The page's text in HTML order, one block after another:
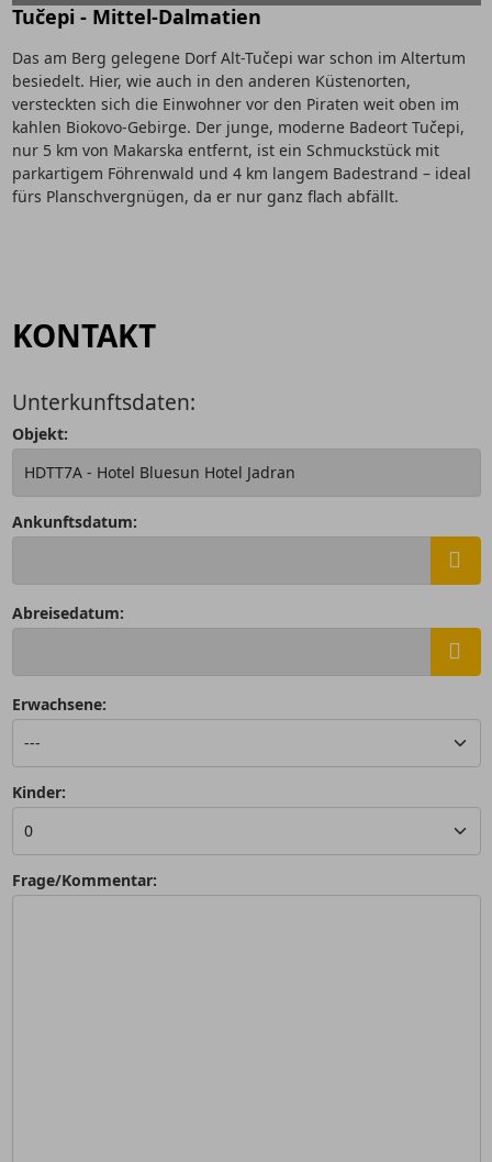
Tučepi - Mittel-Dalmatien
Das am Berg gelegene Dorf Alt-Tučepi war schon im Altertum
besiedelt. Hier, wie auch in den anderen Küstenorten,
versteckten sich die Einwohner vor den Piraten weit oben im
kahlen Biokovo-Gebirge. Der junge, moderne Badeort Tučepi,
nur 5 km von Makarska entfernt, ist ein Schmuckstück mit
parkartigem Föhrenwald und 4 km langem Badestrand – ideal
fürs Planschvergnügen, da er nur ganz flach abfällt.
KONTAKT
Unterkunftsdaten:
Objekt:
Ankunftsdatum:
Abreisedatum:
Erwachsene:
Kinder:
Frage/Kommentar: